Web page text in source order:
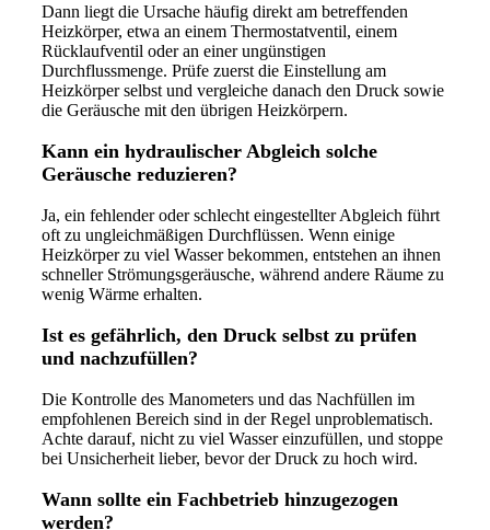
Dann liegt die Ursache häufig direkt am betreffenden
Heizkörper, etwa an einem Thermostatventil, einem
Rücklaufventil oder an einer ungünstigen
Durchflussmenge. Prüfe zuerst die Einstellung am
Heizkörper selbst und vergleiche danach den Druck sowie
die Geräusche mit den übrigen Heizkörpern.
Kann ein hydraulischer Abgleich solche
Geräusche reduzieren?
Ja, ein fehlender oder schlecht eingestellter Abgleich führt
oft zu ungleichmäßigen Durchflüssen. Wenn einige
Heizkörper zu viel Wasser bekommen, entstehen an ihnen
schneller Strömungsgeräusche, während andere Räume zu
wenig Wärme erhalten.
Ist es gefährlich, den Druck selbst zu prüfen
und nachzufüllen?
Die Kontrolle des Manometers und das Nachfüllen im
empfohlenen Bereich sind in der Regel unproblematisch.
Achte darauf, nicht zu viel Wasser einzufüllen, und stoppe
bei Unsicherheit lieber, bevor der Druck zu hoch wird.
Wann sollte ein Fachbetrieb hinzugezogen
werden?